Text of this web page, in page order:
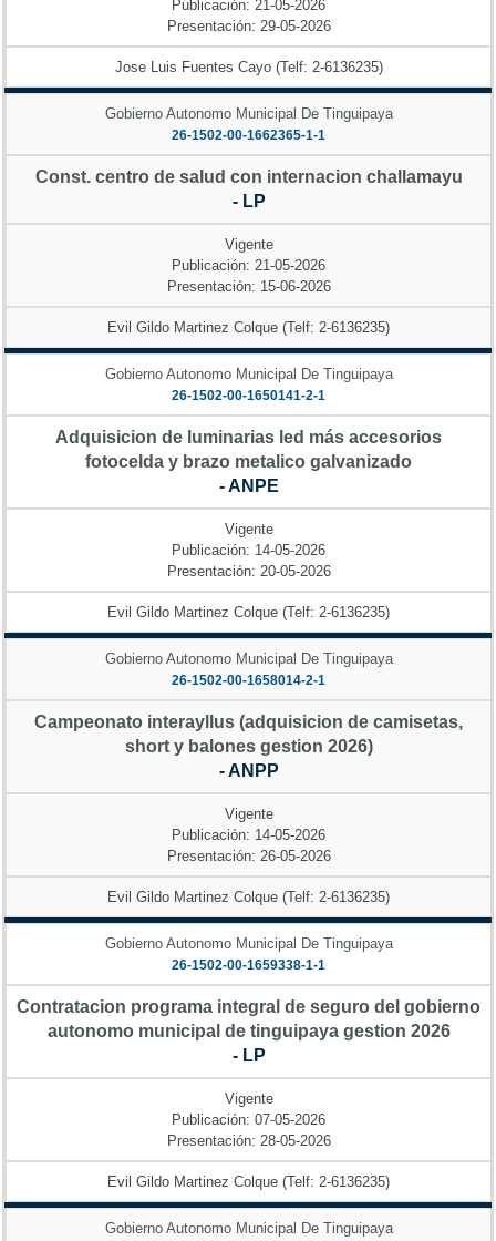
Publicación: 21-05-2026
Presentación: 29-05-2026
Jose Luis Fuentes Cayo (Telf: 2-6136235)
Gobierno Autonomo Municipal De Tinguipaya
26-1502-00-1662365-1-1
Const. centro de salud con internacion challamayu
- LP
Vigente
Publicación: 21-05-2026
Presentación: 15-06-2026
Evil Gildo Martinez Colque (Telf: 2-6136235)
Gobierno Autonomo Municipal De Tinguipaya
26-1502-00-1650141-2-1
Adquisicion de luminarias led más accesorios
fotocelda y brazo metalico galvanizado
- ANPE
Vigente
Publicación: 14-05-2026
Presentación: 20-05-2026
Evil Gildo Martinez Colque (Telf: 2-6136235)
Gobierno Autonomo Municipal De Tinguipaya
26-1502-00-1658014-2-1
Campeonato interayllus (adquisicion de camisetas,
short y balones gestion 2026)
- ANPP
Vigente
Publicación: 14-05-2026
Presentación: 26-05-2026
Evil Gildo Martinez Colque (Telf: 2-6136235)
Gobierno Autonomo Municipal De Tinguipaya
26-1502-00-1659338-1-1
Contratacion programa integral de seguro del gobierno
autonomo municipal de tinguipaya gestion 2026
- LP
Vigente
Publicación: 07-05-2026
Presentación: 28-05-2026
Evil Gildo Martinez Colque (Telf: 2-6136235)
Gobierno Autonomo Municipal De Tinguipaya